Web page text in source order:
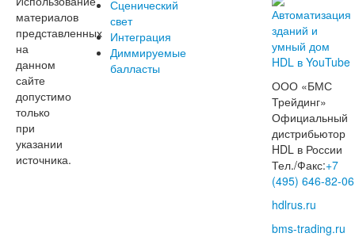
материалов
представленных
на
данном
сайте
допустимо
только
при
указании
источника.
Сценический
свет
Интеграция
Диммируемые
балласты
ООО «БМС
Трейдинг»
Официальный
дистрибьютор
HDL в России
Тел./Факс:+7
(495) 646-82-06
hdlrus.ru
bms-trading.ru